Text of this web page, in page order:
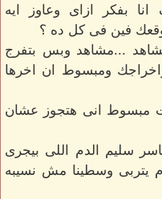
بفكر ازاى وعاوز ايه
فين فى كل ده ؟
...مشاهد وبس بتفرج
واخراجك ومبسوط ان اخرها
مبسوط انى هتجوز عشان
سليم الدم اللى بيجرى
يتربى وسطينا مش نسيبه